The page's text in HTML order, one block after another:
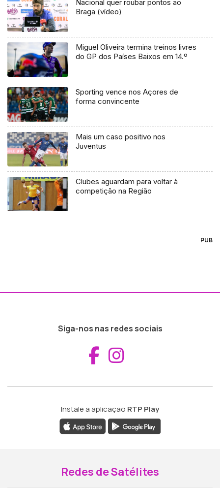
Nacional quer roubar pontos ao
Braga (vídeo)
Miguel Oliveira termina treinos livres
do GP dos Países Baixos em 14.º
Sporting vence nos Açores de
forma convincente
Mais um caso positivo nos
Juventus
Clubes aguardam para voltar à
competição na Região
PUB
Siga-nos nas redes sociais
Aceder ao
Instale a aplicação RTP Play
Redes de Satélites